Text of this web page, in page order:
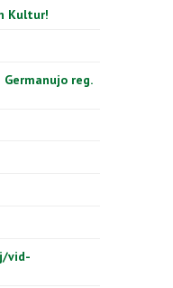
Kultur!
reg.
vid-